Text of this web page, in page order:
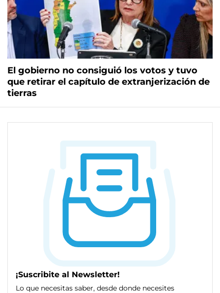
El gobierno no consiguió los votos y tuvo
que retirar el capítulo de extranjerización de
tierras
¡Suscribite al Newsletter!
Lo que necesitas saber, desde donde necesites